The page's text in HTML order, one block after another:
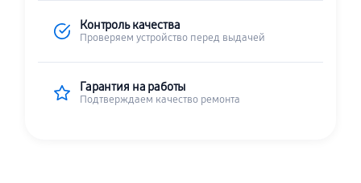
Контроль качества
Проверяем устройство перед выдачей
Гарантия на работы
Подтверждаем качество ремонта